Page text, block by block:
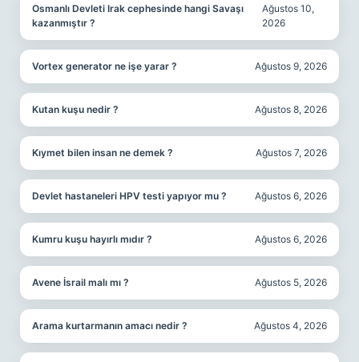
Osmanlı Devleti Irak cephesinde hangi Savaşı
kazanmıştır ?
Ağustos 10,
2026
Vortex generator ne işe yarar ? Ağustos 9, 2026
Kutan kuşu nedir ? Ağustos 8, 2026
Kıymet bilen insan ne demek ? Ağustos 7, 2026
Devlet hastaneleri HPV testi yapıyor mu ? Ağustos 6, 2026
Kumru kuşu hayırlı mıdır ? Ağustos 6, 2026
Avene İsrail malı mı ? Ağustos 5, 2026
Arama kurtarmanın amacı nedir ? Ağustos 4, 2026